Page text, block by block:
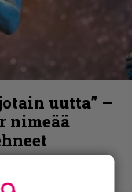
uutta” –
nimeää